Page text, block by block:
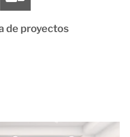
de proyectos